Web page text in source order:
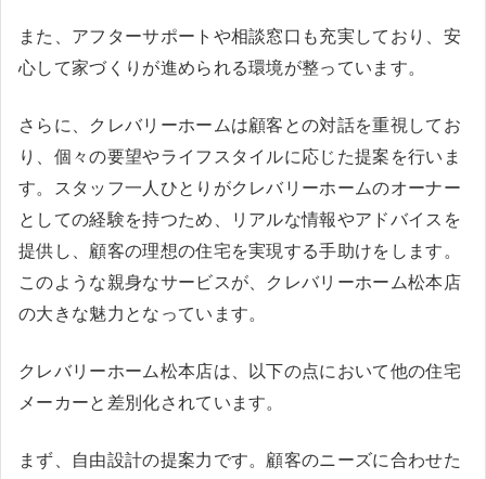
また、アフターサポートや相談窓口も充実しており、安
心して家づくりが進められる環境が整っています。
さらに、クレバリーホームは顧客との対話を重視してお
り、個々の要望やライフスタイルに応じた提案を行いま
す。スタッフ一人ひとりがクレバリーホームのオーナー
としての経験を持つため、リアルな情報やアドバイスを
提供し、顧客の理想の住宅を実現する手助けをします。
このような親身なサービスが、クレバリーホーム松本店
の大きな魅力となっています。
クレバリーホーム松本店は、以下の点において他の住宅
メーカーと差別化されています。
まず、自由設計の提案力です。顧客のニーズに合わせた